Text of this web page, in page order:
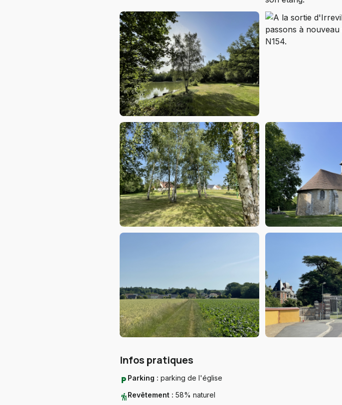
Infos pratiques
local_parking Parking : parking de l'église
hikingRevêtement : 58% naturel